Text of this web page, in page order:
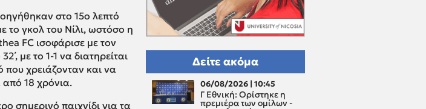
στο 15ο λεπτό
το γκολ του Νίλι, ωστόσο η
FC ισοφάρισε με τον
με το 1-1 να διατηρείται
που χρειάζονταν και να
από 18 χρόνια.
σημερινό παιχνίδι για τα
Δείτε ακόμα
06/08/2026 | 10:45
Γ Εθνική: Ορίστηκε η
πρεμιέρα των ομίλων -